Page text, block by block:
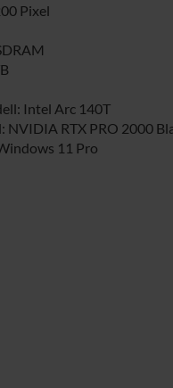
Pixel
Intel Arc 140T
NVIDIA RTX PRO 2000
11 Pro